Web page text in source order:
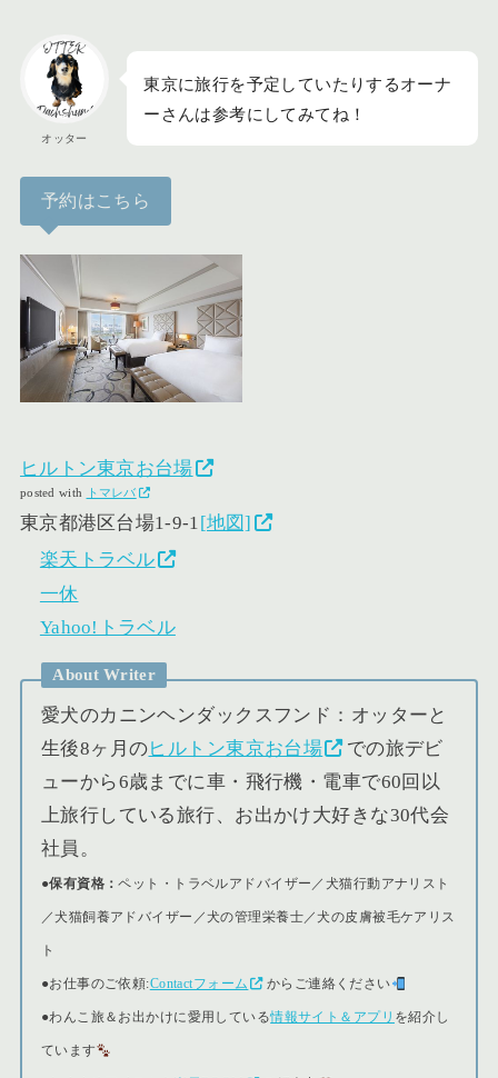
オッター
東京に旅行を予定していたりするオーナ
ーさんは参考にしてみてね！
予約はこちら
ヒルトン東京お台場
posted with トマレバ
東京都港区台場1-9-1 [地図]
楽天トラベル
一休
Yahoo!トラベル
About Writer
愛犬のカニンヘンダックスフンド：オッターと
生後8ヶ月のヒルトン東京お台場
での旅デビ
ューから6歳までに車・飛行機・電車で60回以
上旅行している旅行、お出かけ大好きな30代会
社員。
●保有資格：ペット・トラベルアドバイザー／犬猫行動アナリスト
／犬猫飼養アドバイザー／犬の管理栄養士／犬の皮膚被毛ケアリス
ト
●お仕事のご依頼:Contactフォーム からご連絡ください
●わんこ旅＆お出かけに愛用している情報サイト＆アプリ を紹介し
ています